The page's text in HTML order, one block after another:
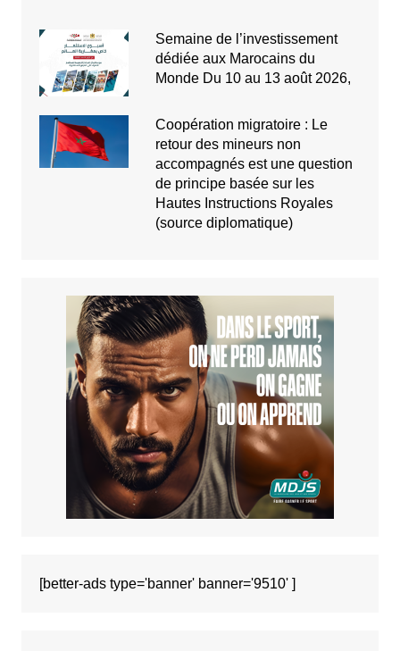
Semaine de l’investissement
dédiée aux Marocains du
Monde Du 10 au 13 août 2026,
Coopération migratoire : Le
retour des mineurs non
accompagnés est une question
de principe basée sur les
Hautes Instructions Royales
(source diplomatique)
[better-ads type='banner' banner='9510' ]